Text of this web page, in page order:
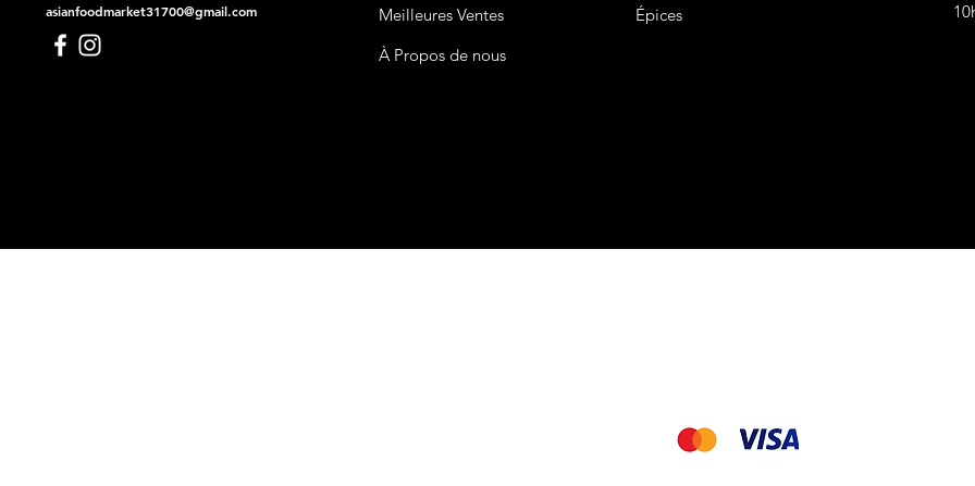
asianfoodmarket31700@gmail.com
Meilleures Ventes
À Propos de nous
Épices